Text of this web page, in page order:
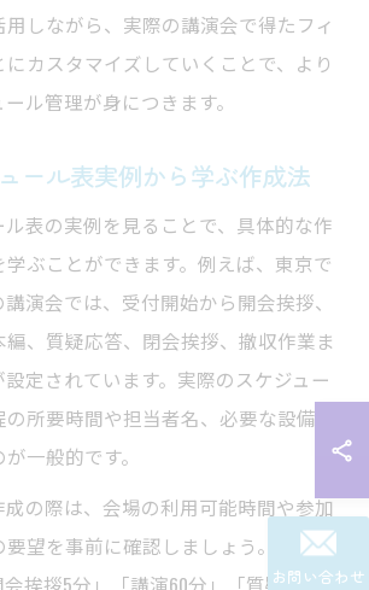
しながら、実際の講演会で得たフィ
カスタマイズしていくことで、より
ル管理が身につきます。
ール表実例から学ぶ作成法
表の実例を見ることで、具体的な作
ぶことができます。例えば、東京で
演会では、受付開始から開会挨拶、
、質疑応答、閉会挨拶、撤収作業ま
定されています。実際のスケジュー
所要時間や担当者名、必要な設備も
一般的です。
成の際は、会場の利用可能時間や参加
望を事前に確認しましょう。例えば
会挨拶5分」「講演60分」「質疑応答15
お問い合わせ